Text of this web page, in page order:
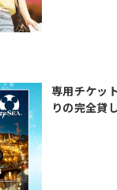
専用チケッ
りの完全貸